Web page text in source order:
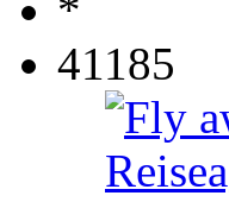
41185